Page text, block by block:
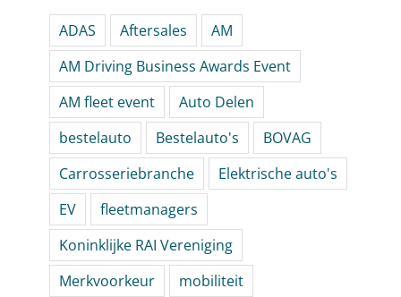
ADAS Aftersales
AM
AM Driving Business Awards Event
AM fleet event
Auto Delen
bestelauto
Bestelauto's
BOVAG
Carrosseriebranche
Elektrische auto's
EV
fleetmanagers
Koninklijke RAI Vereniging
Merkvoorkeur
mobiliteit